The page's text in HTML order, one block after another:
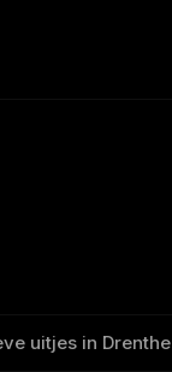
uitjes in Drenthe